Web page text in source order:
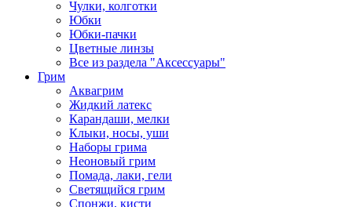
Чулки, колготки
Юбки
Юбки-пачки
Цветные линзы
Все из раздела "Аксессуары"
Грим
Аквагрим
Жидкий латекс
Карандаши, мелки
Клыки, носы, уши
Наборы грима
Неоновый грим
Помада, лаки, гели
Светящийся грим
Спонжи, кисти